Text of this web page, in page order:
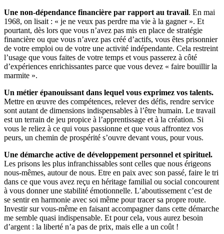
Une non-dépendance financière par rapport au travail. En mai
1968, on lisait : « je ne veux pas perdre ma vie à la gagner ». Et
pourtant, dès lors que vous n’avez pas mis en place de stratégie
financière ou que vous n’avez pas créé d’actifs, vous êtes prisonnier
de votre emploi ou de votre une activité indépendante. Cela restreint
l’usage que vous faites de votre temps et vous passerez à côté
d’expériences enrichissantes parce que vous devez « faire bouillir la
marmite ».
Un métier épanouissant dans lequel vous exprimez vos talents.
Mettre en œuvre des compétences, relever des défis, rendre service
sont autant de dimensions indispensables à l’être humain. Le travail
est un terrain de jeu propice à l’apprentissage et à la création. Si
vous le reliez à ce qui vous passionne et que vous affrontez vos
peurs, un chemin de prospérité s’ouvre devant vous, pour vous.
Une démarche active de développement personnel et spirituel.
Les prisons les plus infranchissables sont celles que nous érigeons
nous-mêmes, autour de nous. Etre en paix avec son passé, faire le tri
dans ce que vous avez reçu en héritage familial ou social concourent
à vous donner une stabilité émotionnelle. L’aboutissement c’est de
se sentir en harmonie avec soi même pour tracer sa propre route.
Investir sur vous-même en faisant accompagner dans cette démarche
me semble quasi indispensable. Et pour cela, vous aurez besoin
d’argent : la liberté n’a pas de prix, mais elle a un coût !